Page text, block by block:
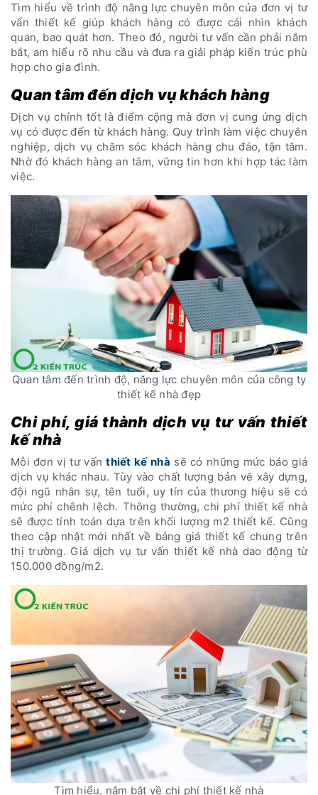
Tìm hiểu về trình độ năng lực chuyên môn của đơn vị tư
vấn thiết kế giúp khách hàng có được cái nhìn khách
quan, bao quát hơn. Theo đó, người tư vấn cần phải nắm
bắt, am hiểu rõ nhu cầu và đưa ra giải pháp kiến trúc phù
hợp cho gia đình.
Quan tâm đến dịch vụ khách hàng
Dịch vụ chính tốt là điểm cộng mà đơn vị cung ứng dịch
vụ có được đến từ khách hàng. Quy trình làm việc chuyên
nghiệp, dịch vụ chăm sóc khách hàng chu đáo, tận tâm.
Nhờ đó khách hàng an tâm, vững tin hơn khi hợp tác làm
việc.
Quan tâm đến trình độ, năng lực chuyên môn của công ty
thiết kế nhà đẹp
Chi phí, giá thành dịch vụ tư vấn thiết
kế nhà
Mỗi đơn vị tư vấnthiết kế nhà sẽ có những mức báo giá
dịch vụ khác nhau. Tùy vào chất lượng bản vẽ xây dựng,
đội ngũ nhân sự, tên tuổi, uy tín của thương hiệu sẽ có
mức phí chênh lệch. Thông thường, chi phí thiết kế nhà
sẽ được tính toán dựa trên khối lượng m2 thiết kế. Cũng
theo cập nhật mới nhất về bảng giá thiết kế chung trên
thị trường. Giá dịch vụ tư vấn thiết kế nhà dao động từ
150.000 đồng/m2.
Tìm hiểu, nắm bắt về chi phí thiết kế nhà